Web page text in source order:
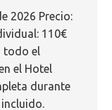
2026 Precio:
110€
todo el
el Hotel
durante